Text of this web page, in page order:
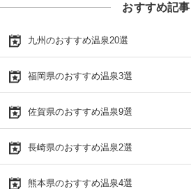
おすすめ記事
九州のおすすめ温泉20選
福岡県のおすすめ温泉3選
佐賀県のおすすめ温泉9選
長崎県のおすすめ温泉2選
熊本県のおすすめ温泉4選